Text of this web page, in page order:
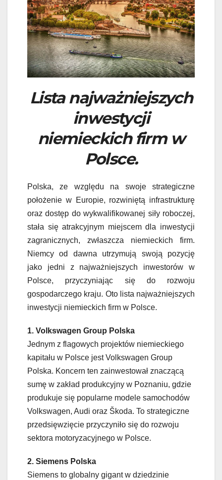
Lista najważniejszych
inwestycji
niemieckich firm w
Polsce.
Polska, ze względu na swoje strategiczne
położenie w Europie, rozwiniętą infrastrukturę
oraz dostęp do wykwalifikowanej siły roboczej,
stała się atrakcyjnym miejscem dla inwestycji
zagranicznych, zwłaszcza niemieckich firm.
Niemcy od dawna utrzymują swoją pozycję
jako jedni z najważniejszych inwestorów w
Polsce, przyczyniając się do rozwoju
gospodarczego kraju. Oto lista najważniejszych
inwestycji niemieckich firm w Polsce.
1. Volkswagen Group Polska
Jednym z flagowych projektów niemieckiego
kapitału w Polsce jest Volkswagen Group
Polska. Koncern ten zainwestował znaczącą
sumę w zakład produkcyjny w Poznaniu, gdzie
produkuje się popularne modele samochodów
Volkswagen, Audi oraz Škoda. To strategiczne
przedsięwzięcie przyczyniło się do rozwoju
sektora motoryzacyjnego w Polsce.
2. Siemens Polska
Siemens to globalny gigant w dziedzinie